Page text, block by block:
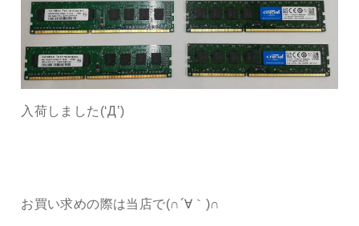
入荷しました(‘Д’)
お買い求めの際は当店で(∩´∀｀)∩